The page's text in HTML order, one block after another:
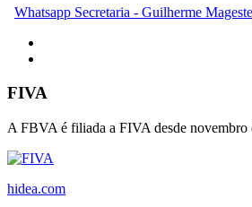
Whatsapp Secretaria - Guilherme Mageste
FIVA
A FBVA é filiada a FIVA desde novembro
hidea.com